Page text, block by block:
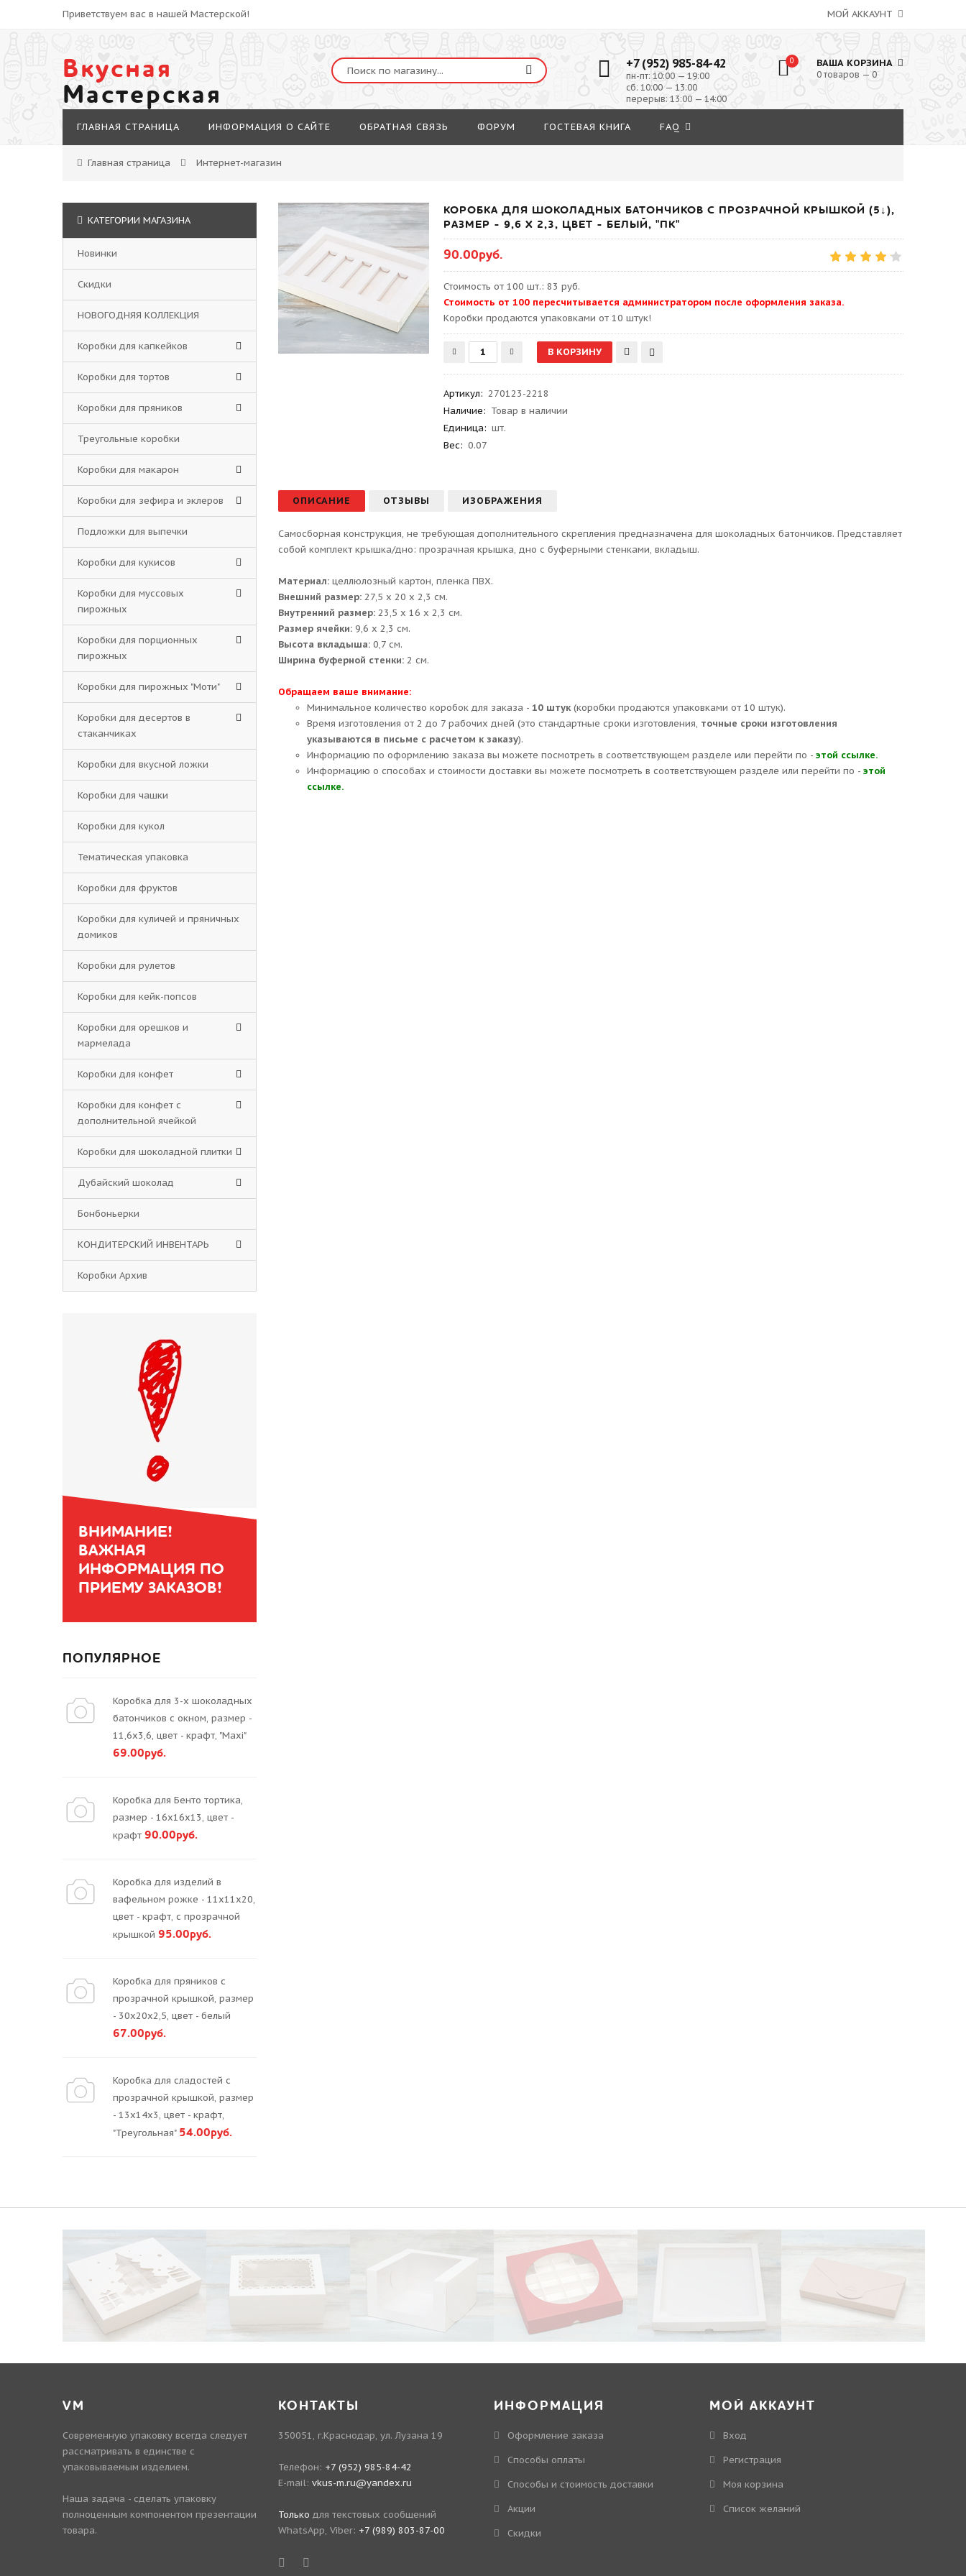
Приветствуем вас в нашей Мастерской! МОЙ АККАУНТ
Вкусная
Мастерская
+7 (952) 985-84-42
пн-пт: 10:00 — 19:00
сб: 10:00 — 13:00
перерыв: 13:00 — 14:00
0 ВАША КОРЗИНА
0 товаров — 0
ГЛАВНАЯ СТРАНИЦА ИНФОРМАЦИЯ О САЙТЕ ОБРАТНАЯ СВЯЗЬ ФОРУМ ГОСТЕВАЯ КНИГА FAQ
Главная страница Интернет-магазин
КОРОБКА ДЛЯ ШОКОЛАДНЫХ БАТОНЧИКОВ С ПРОЗРАЧНОЙ КРЫШКОЙ (5↓),
РАЗМЕР - 9,6 Х 2,3, ЦВЕТ - БЕЛЫЙ, "ПК"
90.00руб.
Стоимость от 100 шт.: 83 руб.
Стоимость от 100 пересчитывается администратором после оформления заказа.
Kоробки продаются упаковками от 10 штук!
Артикул: 270123-2218
Наличие: Товар в наличии
Единица: шт.
Вес: 0.07
ОПИСАНИЕ ОТЗЫВЫ ИЗОБРАЖЕНИЯ
Самосборная конструкция, не требующая дополнительного скрепления предназначена для шоколадных батончиков. Представляет
собой комплект крышка/дно: прозрачная крышка, дно с буферными стенками, вкладыш.
Материал: целлюлозный картон, пленка ПВХ.
Внешний размер: 27,5 х 20 х 2,3 см.
Внутренний размер: 23,5 х 16 х 2,3 см.
Размер ячейки: 9,6 х 2,3 см.
Высота вкладыша: 0,7 см.
Ширина буферной стенки: 2 см.
Обращаем ваше внимание:
Минимальное количество коробок для заказа -10 штук(коробки продаются упаковками от 10 штук).
Время изготовления от 2 до 7 рабочих дней (это стандартные сроки изготовления, точные сроки изготовления
указываются в письме с расчетом к заказу).
Информацию по оформлению заказа вы можете посмотреть в соответствующем разделе или перейти по -этой ссылке.
Информацию о способах и стоимости доставки вы можете посмотреть в соответствующем разделе или перейти по -этой
ссылке.
КАТЕГОРИИ МАГАЗИНА
Новинки
Скидки
НОВОГОДНЯЯ КОЛЛЕКЦИЯ
Коробки для капкейков
Коробки для тортов
Коробки для пряников
Треугольные коробки
Коробки для макарон
Коробки для зефира и эклеров
Подложки для выпечки
Коробки для кукисов
Коробки для муссовых
пирожных
Коробки для порционных
пирожных
Коробки для пирожных "Моти"
Коробки для десертов в
стаканчиках
Коробки для вкусной ложки
Коробки для чашки
Коробки для кукол
Тематическая упаковка
Коробки для фруктов
Коробки для куличей и пряничных
домиков
Коробки для рулетов
Коробки для кейк-попсов
Коробки для орешков и
мармелада
Коробки для конфет
Коробки для конфет с
дополнительной ячейкой
Коробки для шоколадной плитки
Дубайский шоколад
Бонбоньерки
КОНДИТЕРСКИЙ ИНВЕНТАРЬ
Коробки Архив
ВНИМАНИЕ!
ВАЖНАЯ
ИНФОРМАЦИЯ ПО
ПРИЕМУ ЗАКАЗОВ!
ПОПУЛЯРНОЕ
Коробка для 3-х шоколадных
батончиков с окном, размер -
11,6х3,6, цвет - крафт, "Maxi"
69.00руб.
Коробка для Бенто тортика,
размер - 16х16х13, цвет -
крафт 90.00руб.
Коробка для изделий в
вафельном рожке - 11х11х20,
цвет - крафт, с прозрачной
крышкой 95.00руб.
Коробка для пряников с
прозрачной крышкой, размер
- 30х20х2,5, цвет - белый
67.00руб.
Коробка для сладостей с
прозрачной крышкой, размер
- 13х14х3, цвет - крафт,
"Треугольная" 54.00руб.
VM
Современную упаковку всегда следует
рассматривать в единстве с
упаковываемым изделием.
Наша задача - сделать упаковку
полноценным компонентом презентации
товара.
КОНТАКТЫ
350051, г.Краснодар, ул. Лузана 19
Телефон: +7 (952) 985-84-42
E-mail: vkus-m.ru@yandex.ru
Только для текстовых сообщений
WhatsApp, Viber: +7 (989) 803-87-00
ИНФОРМАЦИЯ
Оформление заказа
Способы оплаты
Способы и стоимость доставки
Акции
Скидки
МОЙ АККАУНТ
Вход
Регистрация
Моя корзина
Cписок желаний